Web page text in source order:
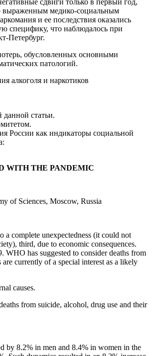
сдвиги только в первый год,
выраженным медико-социальным
и ее последствия оказались
специфику, что наблюдалось при
Петербург.
обусловленных основными
патологий.
алкоголя и наркотиков
статьи.
России как индикаторы социальной
WITH THE PANDEMIC
of Sciences, Moscow, Russia
a complete unexpectedness (it could not
third, due to economic consequences.
has suggested to consider deaths from
currently of a special interest as a likely
causes.
from suicide, alcohol, drug use and their
by 8.2% in men and 8.4% in women in the